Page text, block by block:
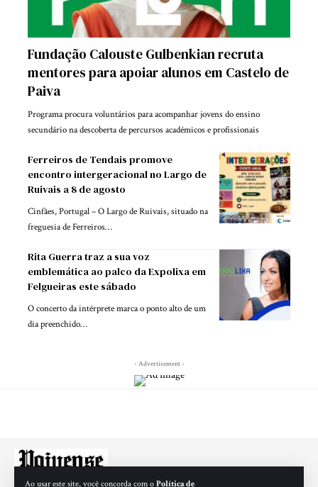
Ao usar este site, você concorda com o Política de
Fundação Calouste Gulbenkian recruta
mentores para apoiar alunos em Castelo de
Paiva
Programa procura voluntários para acompanhar jovens do ensino
secundário na descoberta de percursos académicos e profissionais
Ferreiros de Tendais promove
encontro intergeracional no Largo de
Ruivais a 8 de agosto
Cinfães, Portugal – O Largo de Ruivais, situado na
freguesia de Ferreiros…
Rita Guerra traz a sua voz
emblemática ao palco da Expolixa em
Felgueiras este sábado
O concerto da intérprete marca o ponto alto de um
dia preenchido…
- Advertisement -